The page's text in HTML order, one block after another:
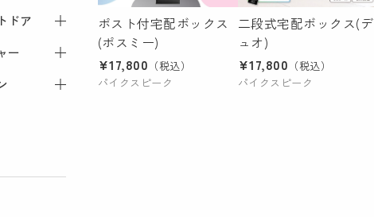
飲料
琲・紅茶
ア・寝具
テリア
ドア
・アウト
ー
カルチャ
ガーデン
ポスト付宅配ボックス
(ポスミー)
¥17,800 （税込）
パイクスピーク
二段式宅配ボックス(デ
ュオ)
¥17,800 （税込）
パイクスピーク